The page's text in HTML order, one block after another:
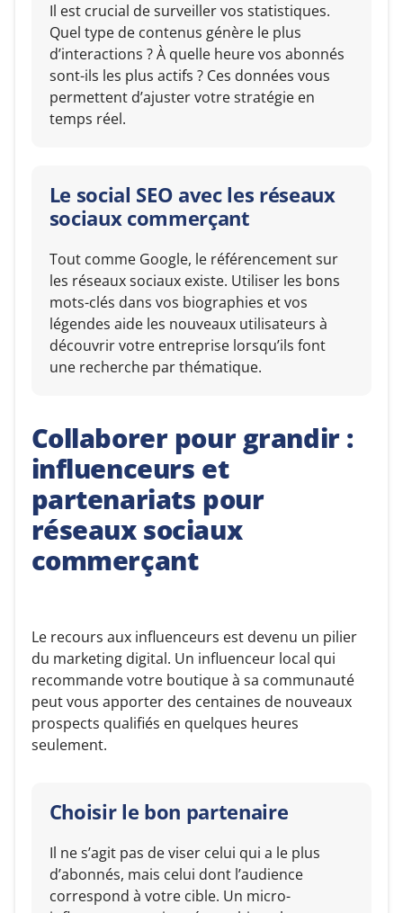
Il est crucial de surveiller vos statistiques.
Quel type de contenus génère le plus
d’interactions ? À quelle heure vos abonnés
sont-ils les plus actifs ? Ces données vous
permettent d’ajuster votre stratégie en
temps réel.
Le social SEO avec les réseaux
sociaux commerçant
Tout comme Google, le référencement sur
les réseaux sociaux existe. Utiliser les bons
mots-clés dans vos biographies et vos
légendes aide les nouveaux utilisateurs à
découvrir votre entreprise lorsqu’ils font
une recherche par thématique.
Collaborer pour grandir :
influenceurs et
partenariats pour
réseaux sociaux
commerçant
Le recours aux influenceurs est devenu un pilier
du marketing digital. Un influenceur local qui
recommande votre boutique à sa communauté
peut vous apporter des centaines de nouveaux
prospects qualifiés en quelques heures
seulement.
Choisir le bon partenaire
Il ne s’agit pas de viser celui qui a le plus
d’abonnés, mais celui dont l’audience
correspond à votre cible. Un micro-